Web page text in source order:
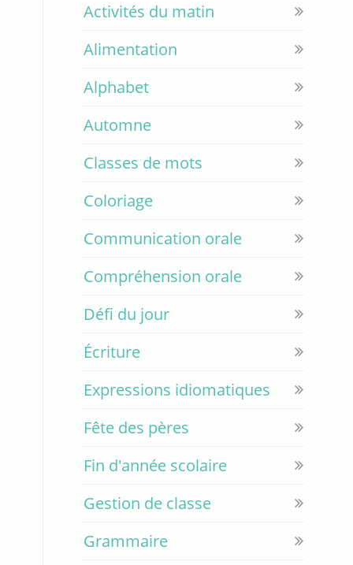
Activités du matin
Alimentation
Alphabet
Automne
Classes de mots
Coloriage
Communication orale
Compréhension orale
Défi du jour
Écriture
Expressions idiomatiques
Fête des pères
Fin d'année scolaire
Gestion de classe
Grammaire